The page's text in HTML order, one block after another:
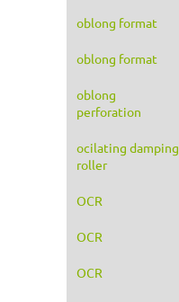
oblong format
oblong format
oblong
perforation
ocilating damping
roller
OCR
OCR
OCR